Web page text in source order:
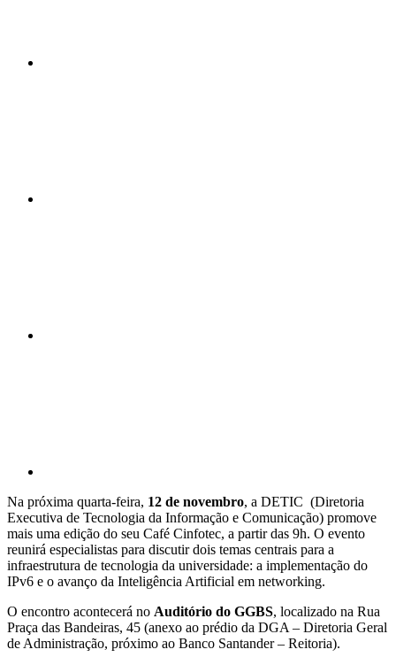
Na próxima quarta-feira, 12 de novembro, a DETIC (Diretoria
Executiva de Tecnologia da Informação e Comunicação) promove
mais uma edição do seu Café Cinfotec, a partir das 9h. O evento
reunirá especialistas para discutir dois temas centrais para a
infraestrutura de tecnologia da universidade: a implementação do
IPv6 e o avanço da Inteligência Artificial em networking.
O encontro acontecerá no Auditório do GGBS, localizado na Rua
Praça das Bandeiras, 45 (anexo ao prédio da DGA – Diretoria Geral
de Administração, próximo ao Banco Santander – Reitoria).